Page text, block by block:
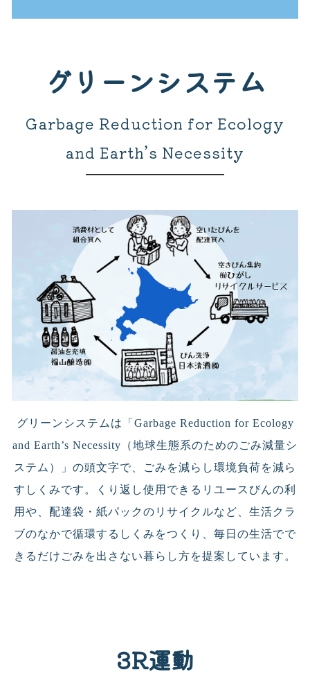
グリーンシステム
Garbage Reduction for Ecology
and Earth’s Necessity
グリーンシステムは「Garbage Reduction for Ecology
and Earth’s Necessity（地球生態系のためのごみ減量シ
ステム）」の頭文字で、ごみを減らし環境負荷を減ら
すしくみです。くり返し使用できるリユースびんの利
用や、配達袋・紙パックのリサイクルなど、生活クラ
ブのなかで循環するしくみをつくり、毎日の生活でで
きるだけごみを出さない暮らし方を提案しています。
3R運動